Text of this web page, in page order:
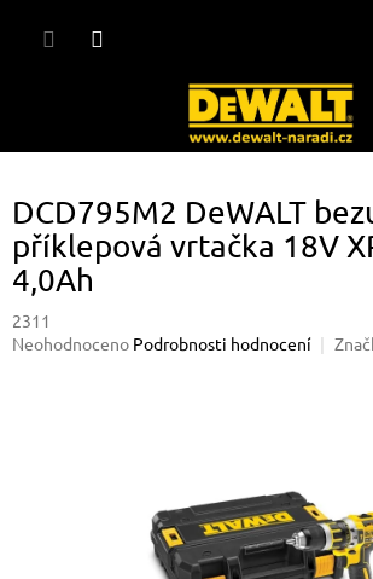
DCD795M2 DeWALT
příklepová vrtačka 18V
4,0Ah
2311
Průměrné
Neohodnoceno Podrobnosti hodnocení